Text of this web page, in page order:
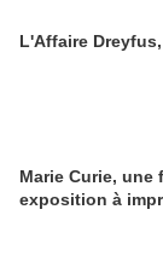
L'Affaire
Marie Curie, une
exposition à